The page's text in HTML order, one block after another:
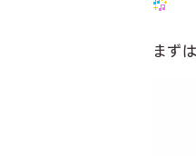
まず